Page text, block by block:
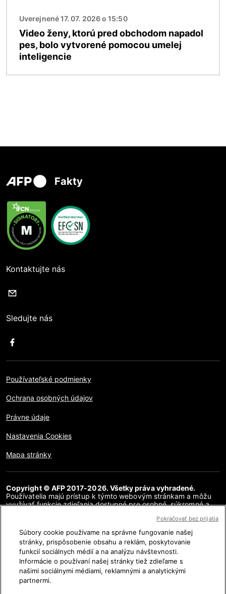
Uverejnené 17. 07. 2026 o 15:50
Video ženy, ktorú pred obchodom napadol
pes, bolo vytvorené pomocou umelej
inteligencie
Fakty
Kontaktujte nás
Sledujte nás
Používateľské podmienky
Ochrana osobných údajov
Právne údaje
Nastavenia Cookies
Mapa stránky
Copyright © AFP 2017-2026. Všetky práva vyhradené.
Používatelia majú prístup k týmto webovým stránkam a môžu
využívať funkcie zdieľania dostupné pre osobné, súkromné a
reprodukcia, komunikácia pre verejnosť alebo distribúcia
obsahu tejto webovej stránky, či už v celku alebo čiastočne, na
akékoľvek iné účely a/alebo akýmkoľvek iným spôsobom, bez
osobitnej licenčnej zmluvy podpísanej s AFP, je prísne
zakázaná. Obsah zobrazený alebo zahrnutý prostredníctvom
hypertextových odkazov v článkoch AFP Fakty sa poskytuje v
rozsahu potrebnom na vysvetlenie overenia príslušných
informácií. Spoločnosť AFP nezískala žiadne práva od autorov
alebo vlastníkov autorských práv k tomuto obsahu tretích strán
Súbory cookie používame na správne fungovanie našej
stránky, prispôsobenie obsahu a reklám, poskytovanie
funkcií sociálnych médií a na analýzu návštevnosti.
Informácie o používaní našej stránky tiež zdieľame s
našimi sociálnymi médiami, reklamnými a analytickými
partnermi.
Pokračovať bez prijatia